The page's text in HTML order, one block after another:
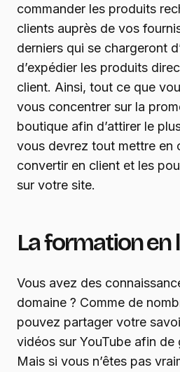
commander les produits
clients auprès de vos
derniers qui se chargeront
d’expédier les produits
client. Ainsi, tout ce que
vous concentrer sur la
boutique afin d’attirer le
vous devrez tout mettre en
convertir en client et les
sur votre site.
La formation en
Vous avez des
domaine ? Comme de
pouvez partager votre
vidéos sur YouTube afin de
Mais si vous n’êtes pas